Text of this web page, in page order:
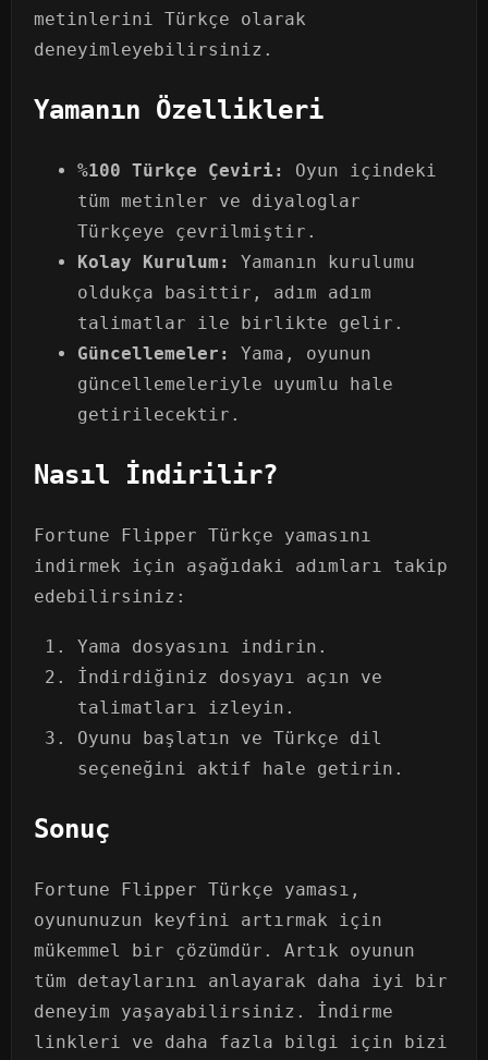
metinlerini Türkçe olarak
deneyimleyebilirsiniz.
Yamanın Özellikleri
%100 Türkçe Çeviri:
Oyun içindeki
tüm metinler ve diyaloglar
Türkçeye çevrilmiştir.
Kolay Kurulum:
Yamanın kurulumu
oldukça basittir, adım adım
talimatlar ile birlikte gelir.
Güncellemeler:
Yama, oyunun
güncellemeleriyle uyumlu hale
getirilecektir.
Nasıl İndirilir?
Fortune Flipper Türkçe yamasını
indirmek için aşağıdaki adımları takip
edebilirsiniz:
Yama dosyasını indirin.
İndirdiğiniz dosyayı açın ve
talimatları izleyin.
Oyunu başlatın ve Türkçe dil
seçeneğini aktif hale getirin.
Sonuç
Fortune Flipper Türkçe yaması,
oyununuzun keyfini artırmak için
mükemmel bir çözümdür. Artık oyunun
tüm detaylarını anlayarak daha iyi bir
deneyim yaşayabilirsiniz. İndirme
linkleri ve daha fazla bilgi için bizi